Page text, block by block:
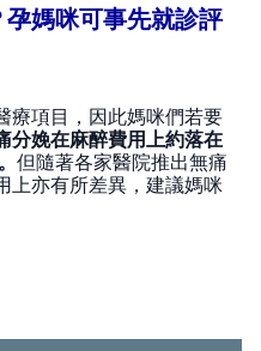
媽咪可事先就診評
療項目，因此媽咪們若要
分娩在麻醉費用上約落在
但隨著各家醫院推出無痛
上亦有所差異，建議媽咪